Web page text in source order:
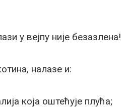
у вејпу није безазлена!
налазе и:
која оштећује плућа;